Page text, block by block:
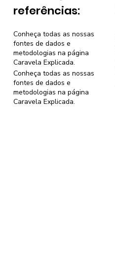
referências:
Conheça todas as nossas
fontes de dados e
metodologias na página
Caravela Explicada.
Conheça todas as nossas
fontes de dados e
metodologias na página
Caravela Explicada.